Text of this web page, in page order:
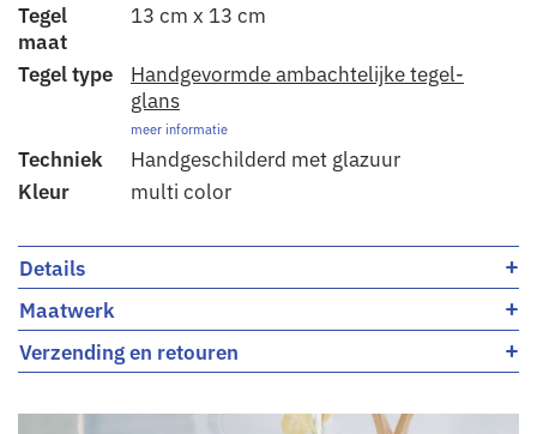
Tegel
maat
13 cm x 13 cm
Tegel type
Handgevormde ambachtelijke tegel-
glans
meer informatie
Techniek
Handgeschilderd met glazuur
Kleur
multi color
Details +
Maatwerk +
Verzending en retouren +